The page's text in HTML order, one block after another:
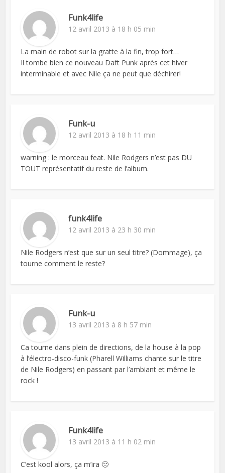
Funk4life
12 avril 2013 à 18 h 05 min
La main de robot sur la gratte à la fin, trop fort…
Il tombe bien ce nouveau Daft Punk après cet hiver
interminable et avec Nile ça ne peut que déchirer!
Funk-u
12 avril 2013 à 18 h 11 min
warning : le morceau feat. Nile Rodgers n’est pas DU
TOUT représentatif du reste de l’album.
funk4life
12 avril 2013 à 23 h 30 min
Nile Rodgers n’est que sur un seul titre? (Dommage), ça
tourne comment le reste?
Funk-u
13 avril 2013 à 8 h 57 min
Ca tourne dans plein de directions, de la house à la pop
à l’électro-disco-funk (Pharell Williams chante sur le titre
de Nile Rodgers) en passant par l’ambiant et même le
rock !
Funk4life
13 avril 2013 à 11 h 02 min
C’est kool alors, ça m’ira 🙂